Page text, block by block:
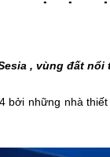
, vùng đất nổi
bởi những nhà